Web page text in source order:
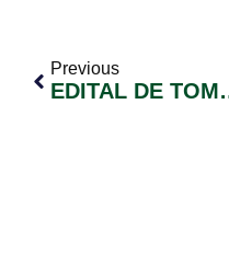
Previous
EDITAL DE TOMADA DE